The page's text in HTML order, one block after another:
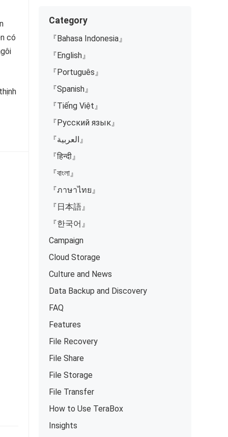
có
Category
『Bahasa Indonesia』
『English』
『Português』
『Spanish』
『Tiếng Việt』
『Русский язык』
『العربية』
『हिन्दी』
『বাংলা』
『ภาษาไทย』
『日本語』
『한국어』
Campaign
Cloud Storage
Culture and News
Data Backup and Discovery
FAQ
Features
File Recovery
File Share
File Storage
File Transfer
How to Use TeraBox
Insights